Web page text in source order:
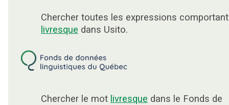
Chercher toutes les expressions
livresque dans Usito.
Chercher le mot livresque dans le Fonds de